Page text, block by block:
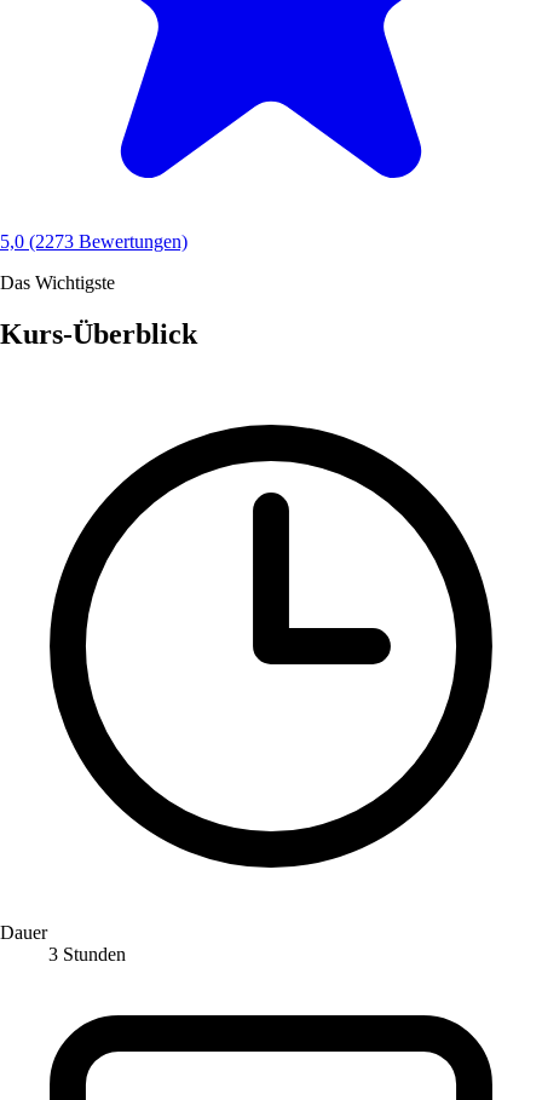
5,0 (2273 Bewertungen)
Das Wichtigste
Kurs-Überblick
Dauer
3 Stunden